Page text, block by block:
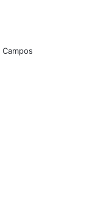
Campos